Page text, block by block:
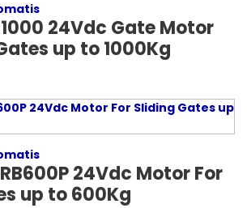
24Vdc Gate Motor
up to 1000Kg
24Vdc Motor For
up to 600Kg